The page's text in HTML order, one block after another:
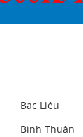
Bạc Liêu
Bình Thuận